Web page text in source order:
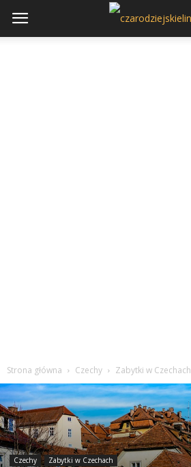
Strona główna Czechy Zabytki w Czechach
Czechy Zabytki w Czechach